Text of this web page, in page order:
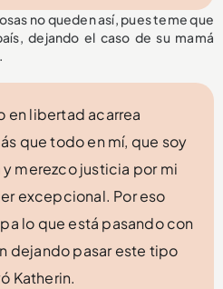
no queden así, pues teme que
dejando el caso de su mamá
en libertad acarrea
que todo en mí, que soy
y merezco justicia por mi
excepcional. Por eso
lo que está pasando con
dejando pasar este tipo
Katherin.